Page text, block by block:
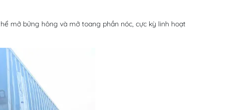
mở bửng hông và mở toang phần nóc, cực kỳ linh hoạt